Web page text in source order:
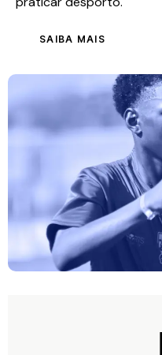
SAIBA MAIS